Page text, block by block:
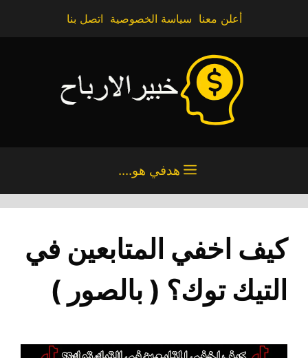
أعلن معنا سياسة الخصوصية اتصل بنا
هدفي هو....
كيف اخفي المتابعين في
التيك توك؟ ( بالصور )